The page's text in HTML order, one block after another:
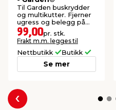
Til Garden buskrydder
og multikutter. Fjerner
ugress og belegg på
heller og harde
steinoverflater.
99,00pr. stk.
Frakt m.m. legges til
Nettbutikk Butikk
Se mer
Forrige